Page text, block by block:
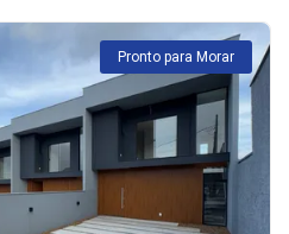
Pronto para Morar